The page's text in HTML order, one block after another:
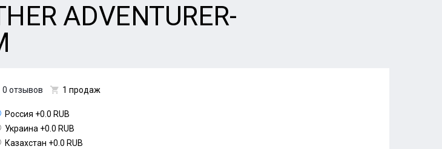
ADVENTURER-
0 отзывов 1 продаж
Россия +0.0 RUB
Украина +0.0 RUB
Казахстан +0.0 RUB